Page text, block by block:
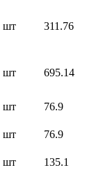
шт 311.76
шт 695.14
шт
76.9
шт
76.9
шт
135.1